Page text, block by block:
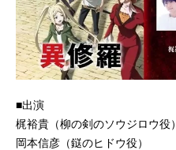
■出演
梶裕貴（柳の剣のソウジロウ役）
岡本信彦（鎹のヒドウ役）